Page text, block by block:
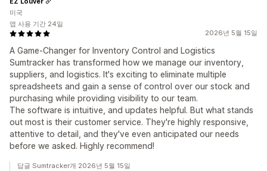
2026년 5월 15일
A Game-Changer for Inventory Control and Logistics
Sumtracker has transformed how we manage our inventory,
suppliers, and logistics. It's exciting to eliminate multiple
spreadsheets and gain a sense of control over our stock and
purchasing while providing visibility to our team.
The software is intuitive, and updates helpful. But what stands
out most is their customer service. They're highly responsive,
attentive to detail, and they've even anticipated our needs
before we asked. Highly recommend!
미국
앱 사용 기간 24일
답글 Sumtracker개 2026년 5월 15일